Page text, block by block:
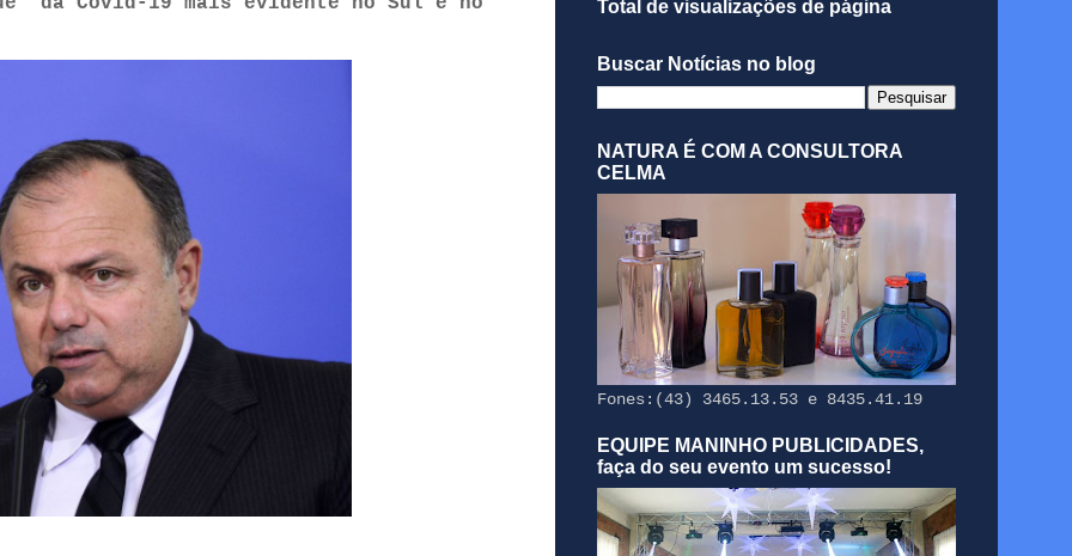
Total de visualizações de página
Buscar Notícias no blog
NATURA É COM A CONSULTORA
CELMA
Fones:(43) 3465.13.53 e 8435.41.19
EQUIPE MANINHO PUBLICIDADES,
faça do seu evento um sucesso!